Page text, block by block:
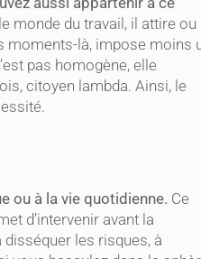
monde du travail, il attire ou
moments-là, impose moins
pas homogène, elle
citoyen lambda. Ainsi, le
ou à la vie quotidienne. Ce
d’intervenir avant la
disséquer les risques, à